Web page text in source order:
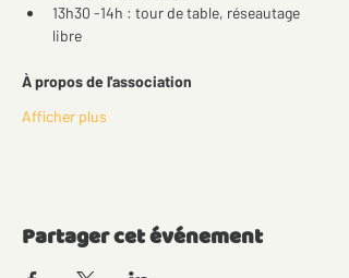
13h30 -14h : tour de table, réseautage
libre
À propos de l'association
Afficher plus
Partager cet événement